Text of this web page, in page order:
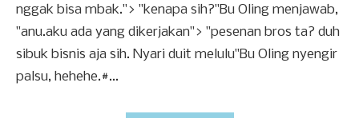
nggak bisa mbak."> "kenapa sih?"Bu Oling menjawab,
"anu.aku ada yang dikerjakan"> "pesenan bros ta? duh
sibuk bisnis aja sih. Nyari duit melulu"Bu Oling nyengir
palsu, hehehe.#...